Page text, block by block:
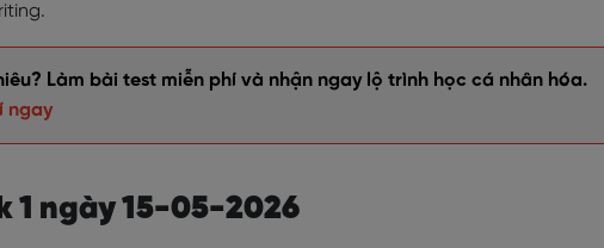
Làm bài test miễn phí và nhận ngay lộ trình học cá nhân hóa.
ngay
1 ngày 15-05-2026